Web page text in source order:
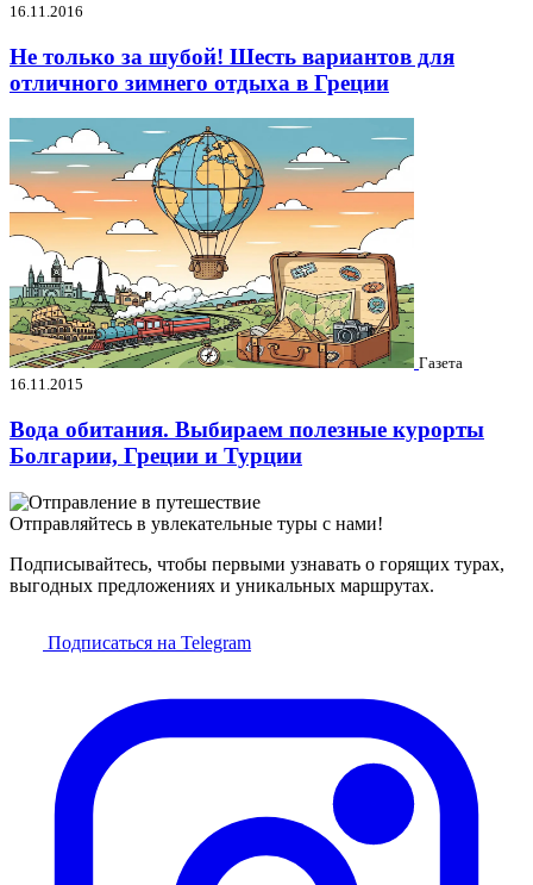
16.11.2016
Не только за шубой! Шесть вариантов для
отличного зимнего отдыха в Греции
Газета
16.11.2015
Вода обитания. Выбираем полезные курорты
Болгарии, Греции и Турции
Отправляйтесь в увлекательные туры с нами!
Подписывайтесь, чтобы первыми узнавать о горящих турах,
выгодных предложениях и уникальных маршрутах.
Подписаться на Telegram